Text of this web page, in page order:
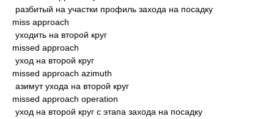
разбитый на участки профиль захода на посадку
miss approach
уходить на второй круг
missed approach
уход на второй круг
missed approach azimuth
азимут ухода на второй круг
missed approach operation
уход на второй круг с этапа захода на посадку